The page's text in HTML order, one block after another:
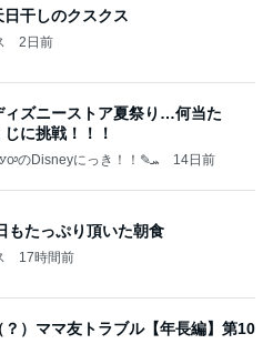
干しのクスクス
2日前
ィズニーストア夏祭り…何当た
に挑戦！！！
高校生Dヲタ Ꭰ-ᎮꭵꭹꭴのDisneyにっき！！✎ܚ 14日前
もたっぷり頂いた朝食
17時間前
）ママ友トラブル【年長編】第10